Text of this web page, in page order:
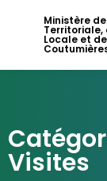
Ministère
Territoriale,
Locale et
Visites